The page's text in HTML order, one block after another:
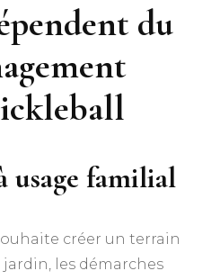
du
usage familial
créer un terrain
les démarches